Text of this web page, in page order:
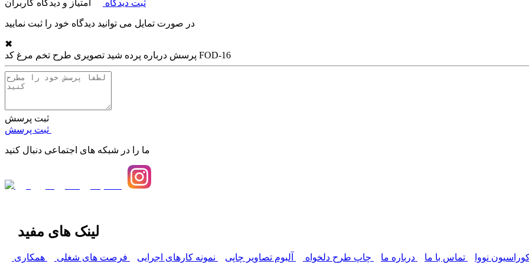
ثبت دیدگاه امتیاز و دیدگاه کاربران
در صورت تمایل می توانید دیدگاه خود را ثبت نمایید
✖
پرسش درباره پرده شید تصویری طرح تخم مرغ کد FOD-16
ثبت پرسش
ما را در شبکه های اجتماعی دنبال کنید
لینک های مفید
نووا تماس با ما درباره ما چاپ طرح دلخواه آلبوم تصاویر چاپی نمونه کارهای اجرایی فرصت های شغلی همکاری